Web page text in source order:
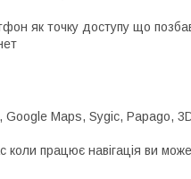
як точку доступу що
Google Maps, Sygic, Papago,
коли працює навігація ви